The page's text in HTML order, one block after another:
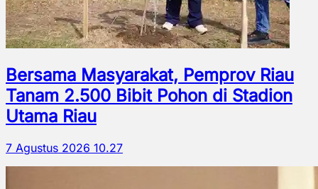
Bersama Masyarakat, Pemprov Riau
Tanam 2.500 Bibit Pohon di Stadion
Utama Riau
7 Agustus 2026 10.27